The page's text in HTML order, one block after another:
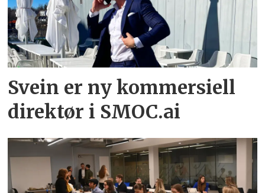
Svein er ny kommersiell
direktør i SMOC.ai